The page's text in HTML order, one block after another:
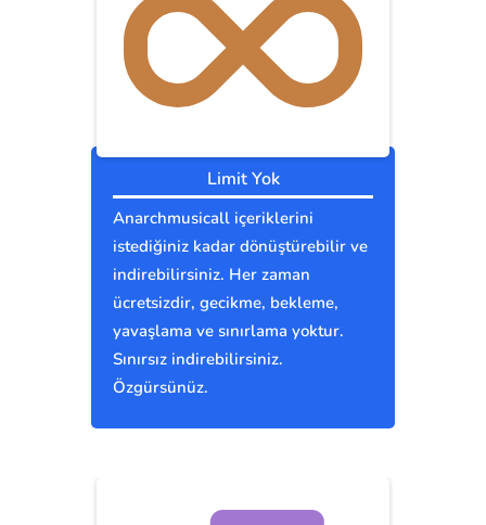
Limit Yok
Anarchmusicall içeriklerini
istediğiniz kadar dönüştürebilir ve
indirebilirsiniz. Her zaman
ücretsizdir, gecikme, bekleme,
yavaşlama ve sınırlama yoktur.
Sınırsız indirebilirsiniz.
Özgürsünüz.